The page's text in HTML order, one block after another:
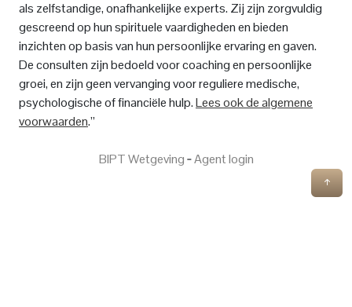
als zelfstandige, onafhankelijke experts. Zij zijn zorgvuldig
gescreend op hun spirituele vaardigheden en bieden
inzichten op basis van hun persoonlijke ervaring en gaven.
De consulten zijn bedoeld voor coaching en persoonlijke
groei, en zijn geen vervanging voor reguliere medische,
psychologische of financiële hulp.Lees ook de algemene
voorwaarden.”
BIPT Wetgeving‐Agent login